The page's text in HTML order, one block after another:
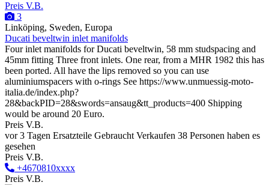
Preis V.B.
3
Linköping, Sweden, Europa
Ducati beveltwin inlet manifolds
Four inlet manifolds for Ducati beveltwin, 58 mm studspacing and
45mm fitting Three front inlets. One rear, from a MHR 1982 this has
been ported. All have the lips removed so you can use
aluminiumspacers with o-rings See https://www.unmuessig-moto-
italia.de/index.php?
28&backPID=28&swords=ansaug&tt_products=400 Shipping
would be around 20 Euro.
Preis V.B.
vor 3 Tagen Ersatzteile Gebraucht Verkaufen 38 Personen haben es
gesehen
Preis V.B.
+4670810xxxx
Preis V.B.